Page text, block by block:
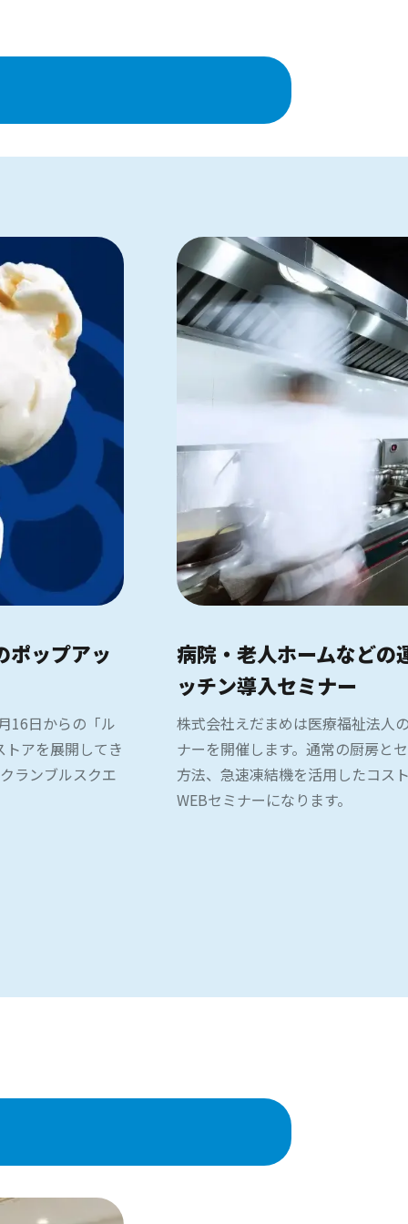
ポップアッ
16日からの「ル
アを展開してき
ランブルスクエ
病院・老人ホームなどの
ッチン導入セミナー
株式会社えだまめは医療福祉法人
ナーを開催します。通常の厨房と
方法、急速凍結機を活用したコス
WEBセミナーになります。